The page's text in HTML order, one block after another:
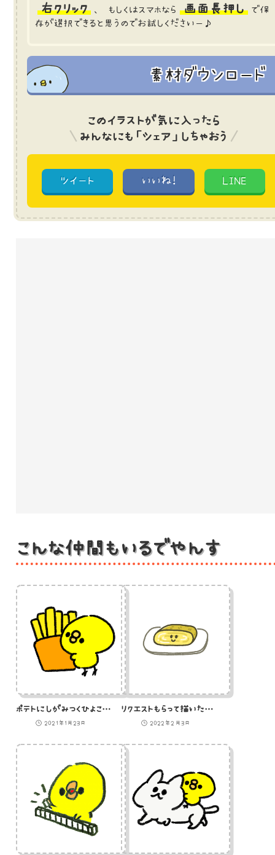
右クリック 、 もしくはスマホなら 画面長押し
で保
存が選択できると思うのでお試しくださいー♪
素材ダウンロード
このイラストが気に入ったら
みんなにも「シェア」しちゃおう
ツイート いいね! LINE
こんな仲間もいるでやんす
ポテトにしがみつくひよこのイラスト
2021年1月23日
リクエストもらって描いたけどメール返信できなかった卵焼きのイラスト
2022年2月3日